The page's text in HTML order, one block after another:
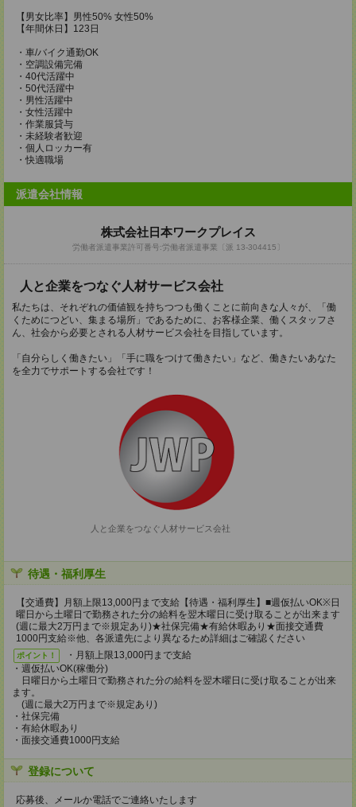
【男女比率】男性50% 女性50%
【年間休日】123日
・車/バイク通勤OK
・空調設備完備
・40代活躍中
・50代活躍中
・男性活躍中
・女性活躍中
・作業服貸与
・未経験者歓迎
・個人ロッカー有
・快適職場
派遣会社情報
株式会社日本ワークプレイス
労働者派遣事業許可番号:労働者派遣事業〔派 13-304415〕
人と企業をつなぐ人材サービス会社
私たちは、それぞれの価値観を持ちつつも働くことに前向きな人々が、「働
くためにつどい、集まる場所」であるために、お客様企業、働くスタッフさ
ん、社会から必要とされる人材サービス会社を目指しています。
「自分らしく働きたい」「手に職をつけて働きたい」など、働きたいあなた
を全力でサポートする会社です！
人と企業をつなぐ人材サービス会社
待遇・福利厚生
【交通費】月額上限13,000円まで支給【待遇・福利厚生】■週仮払いOK※日
曜日から土曜日で勤務された分の給料を翌木曜日に受け取ることが出来ます
(週に最大2万円まで※規定あり)★社保完備★有給休暇あり★面接交通費
1000円支給※他、各派遣先により異なるため詳細はご確認ください
ポイント！
・月額上限13,000円まで支給
・週仮払いOK(稼働分)
日曜日から土曜日で勤務された分の給料を翌木曜日に受け取ることが出来
ます。
(週に最大2万円まで※規定あり)
・社保完備
・有給休暇あり
・面接交通費1000円支給
登録について
応募後、メールか電話でご連絡いたします